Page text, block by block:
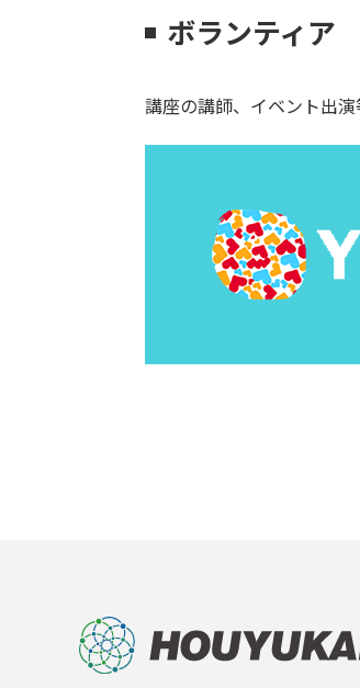
ボランティア
講座の講師、イベント出